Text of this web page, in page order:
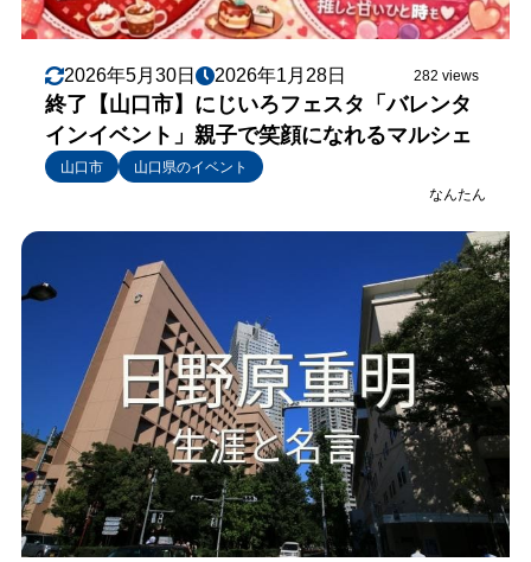
2026年5月30日 2026年1月28日 282 views
終了【山口市】にじいろフェスタ「バレンタ
インイベント」親子で笑顔になれるマルシェ
山口市
山口県のイベント
なんたん